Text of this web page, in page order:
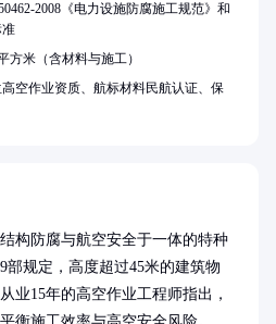
构防腐与航空安全于一体的特种
部规定，高度超过45米的建筑物
业15年的高空作业工程师指出，
2008《电力设施防腐施工规范》和
准
方米（含材料与施工）
空作业资质、航标材料民航认证、保